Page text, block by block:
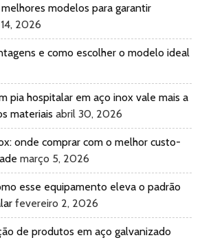
modelos para garantir
2026
e como escolher o modelo ideal
pia hospitalar em aço inox vale mais a
materiais abril 30, 2026
onde comprar com o melhor custo-
março 5, 2026
esse equipamento eleva o padrão
fevereiro 2, 2026
de produtos em aço galvanizado